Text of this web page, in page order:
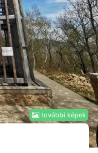
további képek